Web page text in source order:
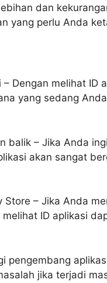
dan
yang perlu Anda
Dengan melihat ID
yang sedang
balik – Jika Anda
akan sangat
– Jika Anda
ID aplikasi
pengembang
jika terjadi